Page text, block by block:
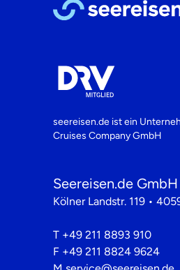
seereisen.de ist ein
Cruises Company GmbH
Seereisen.de GmbH
Kölner Landstr. 119 •
T +49 211 8893 910
F +49 211 8824 9624